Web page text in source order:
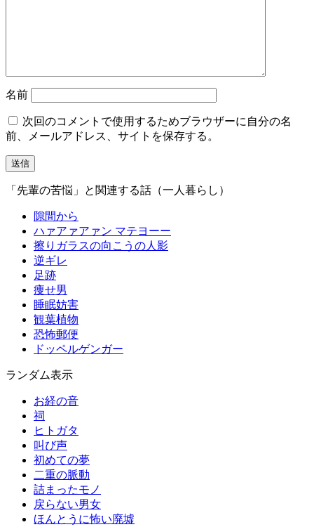
名前
次回のコメントで使用するためブラウザーに自分の名
前、メールアドレス、サイトを保存する。
「先輩の苦悩」と関連する話（一人暮らし）
隙間から
ハァアァアァン マテヨーー
擦りガラスの向こうの人影
逆ギレ
足跡
痩せ男
睡眠妨害
観葉植物
恐怖郵便
ドッペルゲンガー
ランダム表示
お経の音
祠
ヒトガタ
叫び声
初めての夢
二重の脈動
詰まったモノ
戻らない男女
ほんとうに怖い廃墟